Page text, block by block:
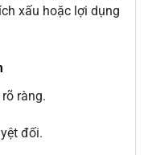
xấu hoặc lợi dụng
ràng.
đối.